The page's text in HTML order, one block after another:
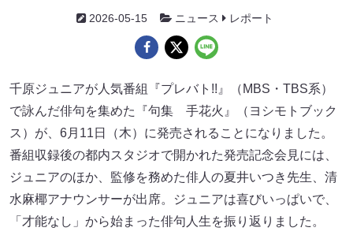
2026-05-15 ニュース レポート
千原ジュニアが人気番組『プレバト!!』（MBS・TBS系）
で詠んだ俳句を集めた『句集 手花火』（ヨシモトブック
ス）が、6月11日（木）に発売されることになりました。
番組収録後の都内スタジオで開かれた発売記念会見には、
ジュニアのほか、監修を務めた俳人の夏井いつき先生、清
水麻椰アナウンサーが出席。ジュニアは喜びいっぱいで、
「才能なし」から始まった俳句人生を振り返りました。